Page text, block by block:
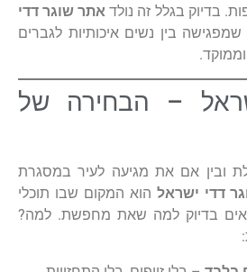
בדיוק בגלל זה נולד אתר שוגר דדי
בין נשים איכותיות לגברים
– הבחירה של
ובין אם את מגיעה לעיר במסגרת
דדי ישראל הוא המקום שבו תוכלי
בדיוק למה שאת מחפשת. למה?